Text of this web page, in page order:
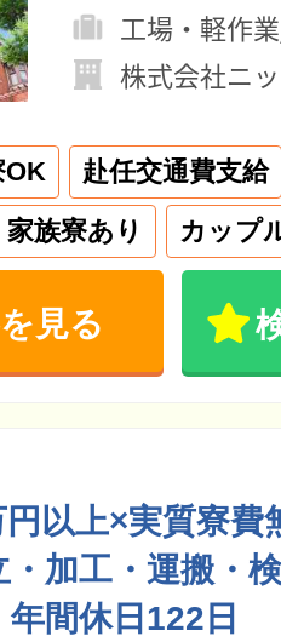
工場・軽作
株式会社ニ
OK
赴任交通費支給
家族寮あり カップ
見る
円以上×実質寮
加工・運搬・
間休日122日